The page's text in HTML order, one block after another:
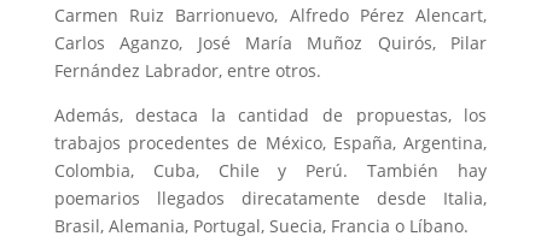
Carmen Ruiz Barrionuevo, Alfredo Pérez Alencart,
Carlos Aganzo, José María Muñoz Quirós, Pilar
Fernández Labrador, entre otros.
Además, destaca la cantidad de propuestas, los
trabajos procedentes de México, España, Argentina,
Colombia, Cuba, Chile y Perú. También hay
poemarios llegados direcatamente desde Italia,
Brasil, Alemania, Portugal, Suecia, Francia o Líbano.